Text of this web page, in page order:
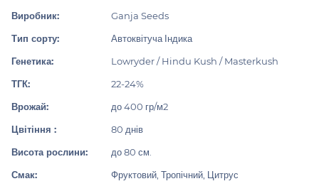
Виробник:
Ganja Seeds
Тип сорту:
Автоквітуча Індика
Генетика:
Lowryder / Hindu Kush / Masterkush
ТГК:
22-24%
Врожай:
до 400 гр/м2
Цвітіння :
80 днів
Висота рослини:
до 80 см.
Смак:
Фруктовий, Тропічний, Цитрус